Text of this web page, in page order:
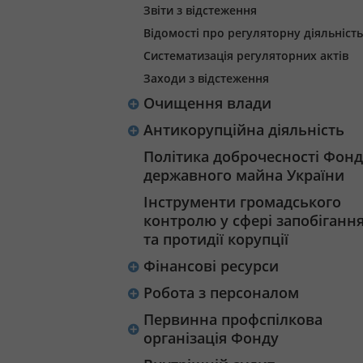
Звіти з відстеження
Відомості про регуляторну діяльність
Систематизація регуляторних актів
Заходи з відстеження
Очищення влади
Антикорупційна діяльність
Політика доброчесності
державного майна України
Інструменти громадського
контролю у сфері
та протидії корупції
Фінансові ресурси
Робота з персоналом
Первинна профспілкова
організація Фонду